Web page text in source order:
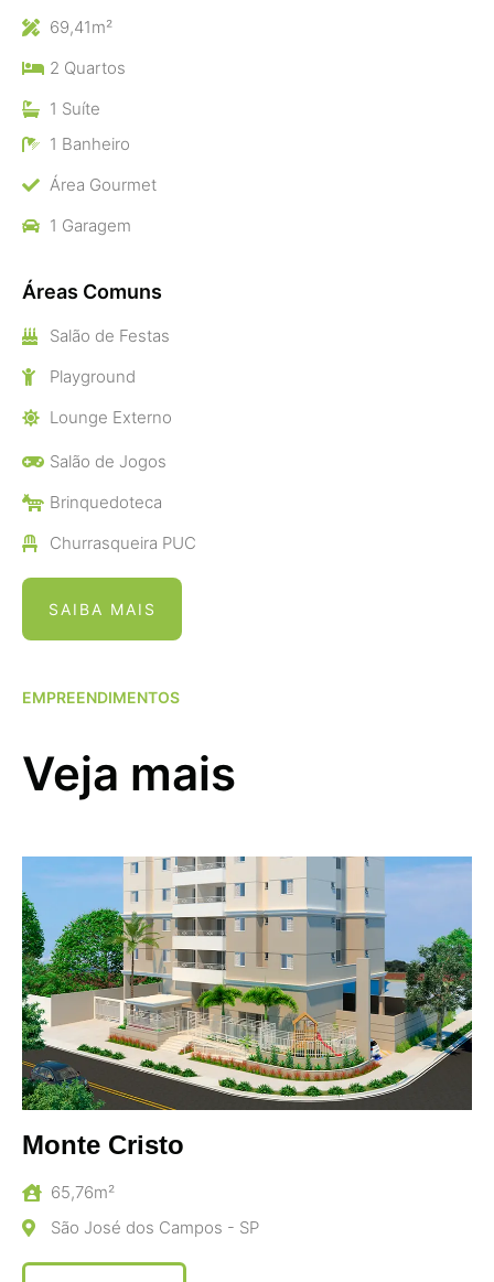
69,41m²
2 Quartos
1 Suíte
1 Banheiro
Área Gourmet
1 Garagem
Áreas Comuns
Salão de Festas
Playground
Lounge Externo
Salão de Jogos
Brinquedoteca
Churrasqueira PUC
SAIBA MAIS
EMPREENDIMENTOS
Veja mais
Monte Cristo
65,76m²
São José dos Campos - SP